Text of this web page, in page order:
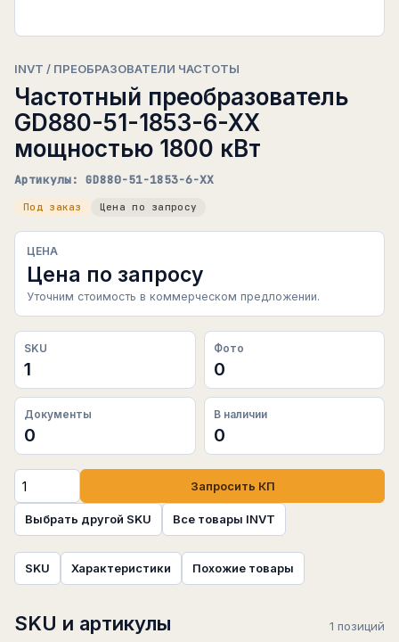
INVT / ПРЕОБРАЗОВАТЕЛИ ЧАСТОТЫ
Частотный преобразователь
GD880-51-1853-6-XX
мощностью 1800 кВт
Артикулы: GD880-51-1853-6-XX
Под заказ Цена по запросу
ЦЕНА
Цена по запросу
Уточним стоимость в коммерческом предложении.
SKU
1
Фото
0
Документы
0
В наличии
0
Запросить КП
Выбрать другой SKU Все товары INVT
SKU Характеристики Похожие товары
SKU и артикулы 1 позиций